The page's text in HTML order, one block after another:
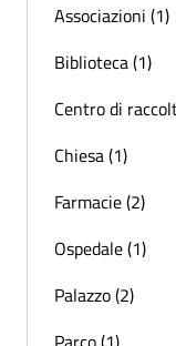
Associazioni (1)
Biblioteca (1)
Centro di
Chiesa (1)
Farmacie (2)
Ospedale (1)
Palazzo (2)